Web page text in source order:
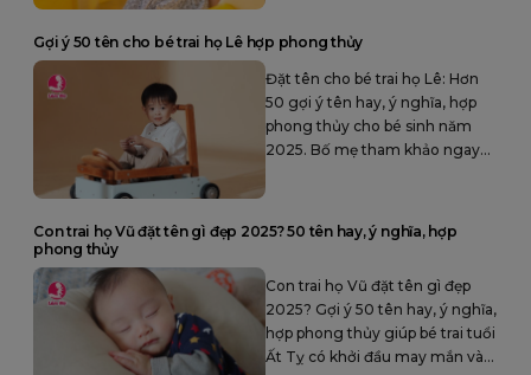
Gợi ý 50 tên cho bé trai họ Lê hợp phong thủy
Đặt tên cho bé trai họ Lê: Hơn
50 gợi ý tên hay, ý nghĩa, hợp
phong thủy cho bé sinh năm
2025. Bố mẹ tham khảo ngay
Con trai họ Vũ đặt tên gì đẹp 2025? 50 tên hay, ý nghĩa, hợp
phong thủy
Con trai họ Vũ đặt tên gì đẹp
2025? Gợi ý 50 tên hay, ý nghĩa,
hợp phong thủy giúp bé trai tuổi
Ất Tỵ có khởi đầu may mắn và